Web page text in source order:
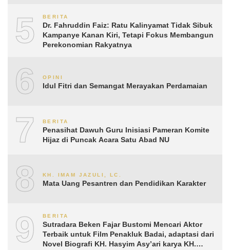
5 BERITA
Dr. Fahruddin Faiz: Ratu Kalinyamat Tidak Sibuk
Kampanye Kanan Kiri, Tetapi Fokus Membangun
Perekonomian Rakyatnya
6 OPINI
Idul Fitri dan Semangat Merayakan Perdamaian
7 BERITA
Penasihat Dawuh Guru Inisiasi Pameran Komite
Hijaz di Puncak Acara Satu Abad NU
8 KH. IMAM JAZULI, LC.
Mata Uang Pesantren dan Pendidikan Karakter
9 BERITA
Sutradara Beken Fajar Bustomi Mencari Aktor
Terbaik untuk Film Penakluk Badai, adaptasi dari
Novel Biografi KH. Hasyim Asy’ari karya KH.